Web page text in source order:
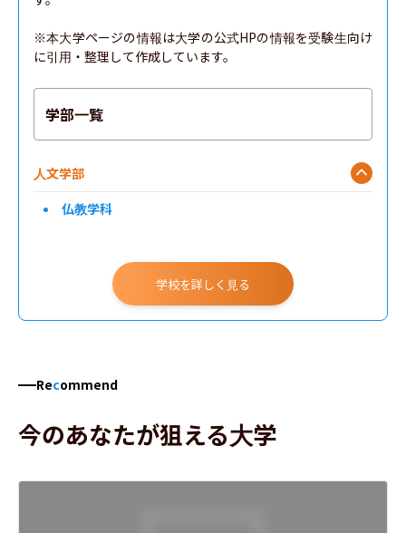
※本大学ページの情報は大学の公式HPの情報を受験生向け
に引用・整理して作成しています。
学部一覧
人文学部
仏教学科
学校を詳しく見る
Recommend
今のあなたが狙える大学